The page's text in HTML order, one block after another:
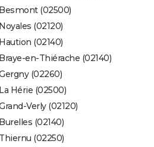
Besmont (02500)
Noyales (02120)
Haution (02140)
Braye-en-Thiérache (02140)
(02260)
La Hérie (02500)
Verly (02120)
Burelles (02140)
Thiernu (02250)